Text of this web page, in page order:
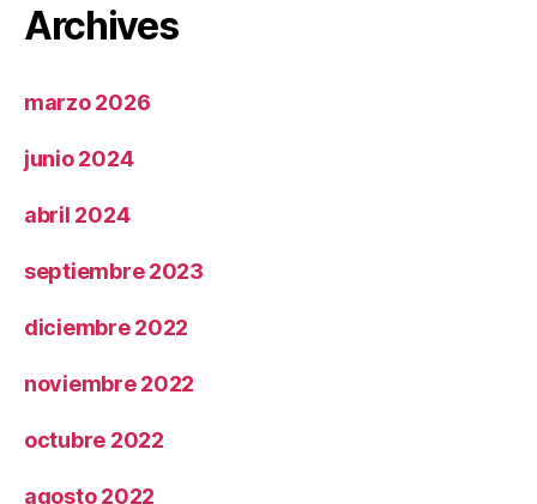
Archives
marzo 2026
junio 2024
abril 2024
septiembre 2023
diciembre 2022
noviembre 2022
octubre 2022
agosto 2022